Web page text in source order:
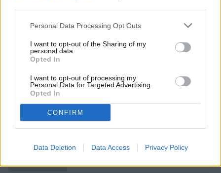
Personal Data Processing Opt Outs
I want to opt-out of the Sharing of my
personal data.
Opted In
I want to opt-out of processing my
Personal Data for Targeted Advertising.
Opted In
CONFIRM
Data Deletion Data Access Privacy Policy
Noticias relacionadas
Accidente para cerrar la
pretemporada
ataque tricolor
PRIMER EQUIPO
Acuerdo con el Mallorca por el
traspaso de Josep Cerdà